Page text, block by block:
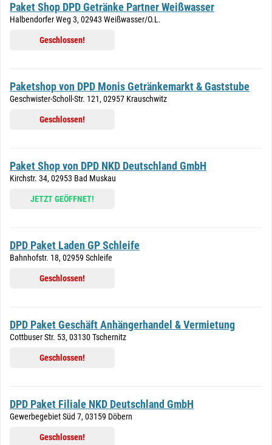
Paket Shop DPD Getränke Partner Weißwasser
Halbendorfer Weg 3, 02943 Weißwasser/O.L.
Geschlossen!
Paketshop von DPD Monis Getränkemarkt & Gaststube
Geschwister-Scholl-Str. 121, 02957 Krauschwitz
Geschlossen!
Paket Shop von DPD NKD Deutschland GmbH
Kirchstr. 34, 02953 Bad Muskau
JETZT GEÖFFNET!
DPD Paket Laden GP Schleife
Bahnhofstr. 18, 02959 Schleife
Geschlossen!
DPD Paket Geschäft Anhängerhandel & Vermietung
Cottbuser Str. 53, 03130 Tschernitz
Geschlossen!
DPD Paket Filiale NKD Deutschland GmbH
Gewerbegebiet Süd 7, 03159 Döbern
Geschlossen!